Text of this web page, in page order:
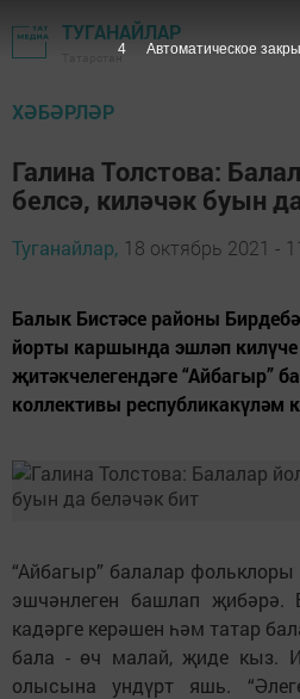
ТУГАНАЙЛАР
ХӘБӘРЛӘР
Галина Толстова:
белсә, киләчәк буын
Туганайлар, 18 октябрь 2021 -
Балык Бистәсе районы
йорты каршында эшләп килүче
җитәкчелегендәге “Айбагыр”
коллективы республикакүләм
“Айбагыр” балалар
эшчәнлеген башлап җибәрә.
кадәрге керәшен һәм татар
бала - өч малай, җиде кыз.
олысына ундүрт яшь.
3 Автоматическое